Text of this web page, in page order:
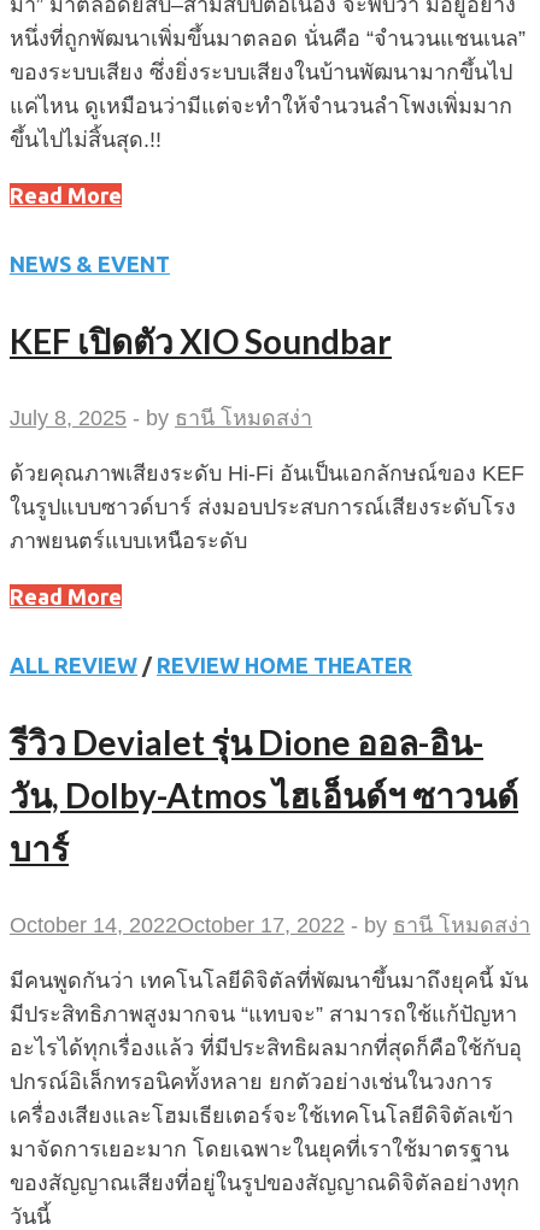
หนึ่งที่ถูกพัฒนาเพิ่มขึ้นมาตลอด นั่นคือ “จำนวนแชนเนล”
ของระบบเสียง ซึ่งยิ่งระบบเสียงในบ้านพัฒนามากขึ้นไป
แค่ไหน ดูเหมือนว่ามีแต่จะทำให้จำนวนลำโพงเพิ่มมาก
ขึ้นไปไม่สิ้นสุด.!!
Read More
NEWS & EVENT
KEF เปิดตัว XIO Soundbar
July 8, 2025 - by ธานี โหมดสง่า
ด้วยคุณภาพเสียงระดับ Hi-Fi อันเป็นเอกลักษณ์ของ KEF
ในรูปแบบซาวด์บาร์ ส่งมอบประสบการณ์เสียงระดับโรง
ภาพยนตร์แบบเหนือระดับ
Read More
ALL REVIEW / REVIEW HOME THEATER
รีวิว Devialet รุ่น Dione ออล-อิน-
วัน, Dolby-Atmos ไฮเอ็นด์ฯ ซาวนด์
บาร์
October 14, 2022October 17, 2022 - by ธานี โหมดสง่า
มีคนพูดกันว่า เทคโนโลยีดิจิตัลที่พัฒนาขึ้นมาถึงยุคนี้ มัน
มีประสิทธิภาพสูงมากจน “แทบจะ” สามารถใช้แก้ปัญหา
อะไรได้ทุกเรื่องแล้ว ที่มีประสิทธิผลมากที่สุดก็คือใช้กับอุ
ปกรณ์อิเล็กทรอนิคทั้งหลาย ยกตัวอย่างเช่นในวงการ
เครื่องเสียงและโฮมเธียเตอร์จะใช้เทคโนโลยีดิจิตัลเข้า
มาจัดการเยอะมาก โดยเฉพาะในยุคที่เราใช้มาตรฐาน
ของสัญญาณเสียงที่อยู่ในรูปของสัญญาณดิจิตัลอย่างทุก
วันนี้